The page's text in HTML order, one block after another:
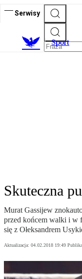
Serwisy
Sport
Skuteczna
Murat Gassijew
przed końcem walki i w
się z Ołeksandrem
Aktualizacja: 04.02.2018 19:49